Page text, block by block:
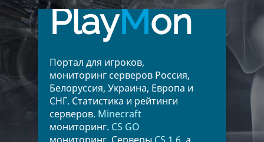
PlayMon
Портал для игроков,
мониторинг серверов Россия,
Белоруссия, Украина, Европа и
СНГ. Статистика и рейтинги
серверов. Minecraft
мониторинг. CS GO